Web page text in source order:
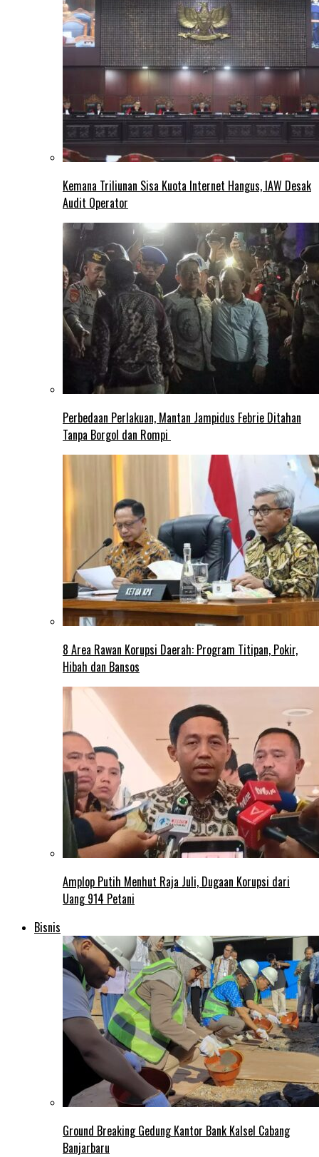
Kemana Triliunan Sisa Kuota Internet Hangus, IAW Desak
Audit Operator
Perbedaan Perlakuan, Mantan Jampidus Febrie Ditahan
Tanpa Borgol dan Rompi
8 Area Rawan Korupsi Daerah: Program Titipan, Pokir,
Hibah dan Bansos
Amplop Putih Menhut Raja Juli, Dugaan Korupsi dari
Uang 914 Petani
Bisnis
Ground Breaking Gedung Kantor Bank Kalsel Cabang
Banjarbaru